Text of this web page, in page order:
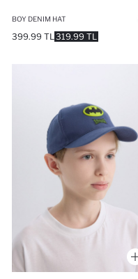
BOY DENIM HAT
319.99 TL
399.99 TL